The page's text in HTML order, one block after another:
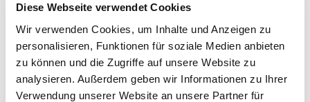
Diese Webseite verwendet Cookies
Wir verwenden Cookies, um Inhalte und Anzeigen zu
personalisieren, Funktionen für soziale Medien anbieten
zu können und die Zugriffe auf unsere Website zu
analysieren. Außerdem geben wir Informationen zu Ihrer
Verwendung unserer Website an unsere Partner für
25.08.2021 Begrüßungsgottesdienst in der ARCHE
06.-10.09.2021 Ausstellung Schuldnerberatung
07.11.2021 Presbyterverabschiedung